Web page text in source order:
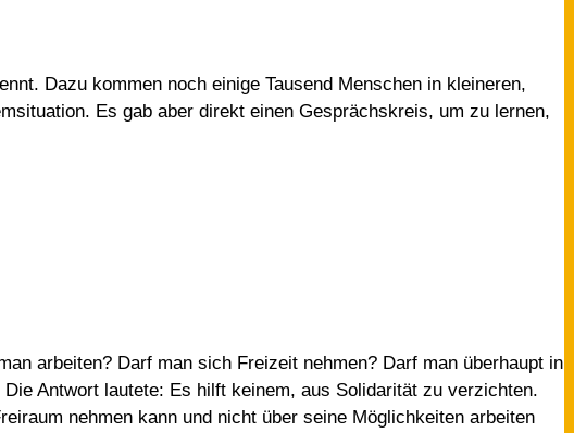
Dazu kommen noch einige Tausend Menschen in kleineren,
Es gab aber direkt einen Gesprächskreis, um zu lernen,
arbeiten? Darf man sich Freizeit nehmen? Darf man überhaupt in
Antwort lautete: Es hilft keinem, aus Solidarität zu verzichten.
nehmen kann und nicht über seine Möglichkeiten arbeiten